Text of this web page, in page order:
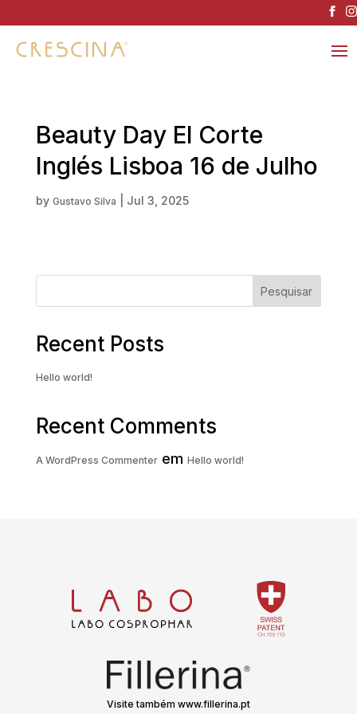
Beauty Day El Corte
Inglés Lisboa 16 de Julho
by Gustavo Silva Jul 3, 2025
Pesquisar
Recent Posts
Hello world!
Recent Comments
A WordPress Commenterem Hello world!
Visite também www.fillerina.pt